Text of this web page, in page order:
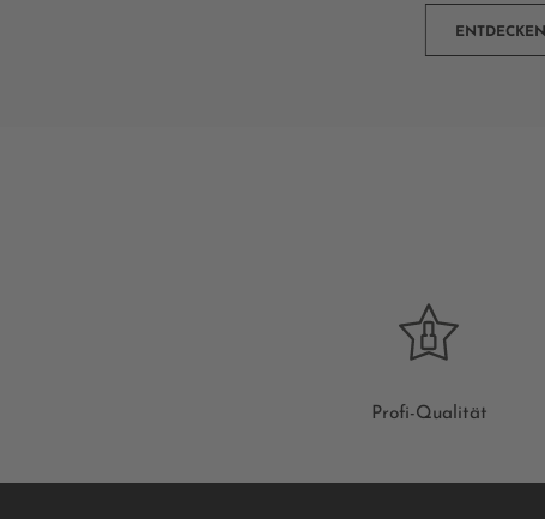
ENTDECKEN
Profi-Qualität